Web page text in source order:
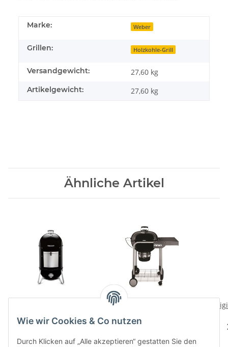
Marke: Weber
Grillen: Holzkohle-Grill
Versandgewicht: 27,60 kg
Artikelgewicht: 27,60 kg
Ähnliche Artikel
Cooker, 57 cm, Black
729,00 CHF*
Performer GBS, 57 cm,
599,00 CHF
Wie wir Cookies & Co nutzen
Durch Klicken auf „Alle akzeptieren“ gestatten Sie den